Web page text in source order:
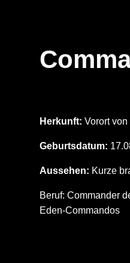
Herkunft: Vorort
Geburtsdatum:
Aussehen: Kurze
Beruf: Commander
Eden-Commandos